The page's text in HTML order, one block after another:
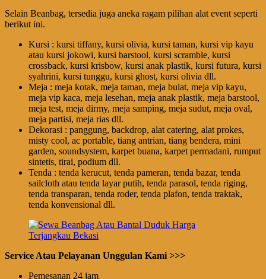
Selain Beanbag, tersedia juga aneka ragam pilihan alat event seperti
berikut ini.
Kursi : kursi tiffany, kursi olivia, kursi taman, kursi vip kayu
atau kursi jokowi, kursi barstool, kursi scramble, kursi
crossback, kursi krisbow, kursi anak plastik, kursi futura, kursi
syahrini, kursi tunggu, kursi ghost, kursi olivia dll.
Meja : meja kotak, meja taman, meja bulat, meja vip kayu,
meja vip kaca, meja lesehan, meja anak plastik, meja barstool,
meja test, meja dirmy, meja samping, meja sudut, meja oval,
meja partisi, meja rias dll.
Dekorasi : panggung, backdrop, alat catering, alat prokes,
misty cool, ac portable, tiang antrian, tiang bendera, mini
garden, soundsystem, karpet buana, karpet permadani, rumput
sintetis, tirai, podium dll.
Tenda : tenda kerucut, tenda pameran, tenda bazar, tenda
sailcloth atau tenda layar putih, tenda parasol, tenda riging,
tenda transparan, tenda roder, tenda plafon, tenda traktak,
tenda konvensional dll.
Service Atau Pelayanan Unggulan Kami >>>
Pemesanan 24 jam